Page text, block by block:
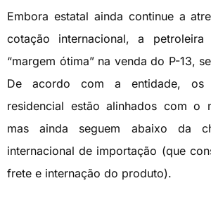
Embora estatal ainda continue a
cotação internacional, a
“margem ótima” na venda do P-13,
De acordo com a entidade, os
residencial estão alinhados com o
mas ainda seguem abaixo da
internacional de importação (que
frete e internação do produto).